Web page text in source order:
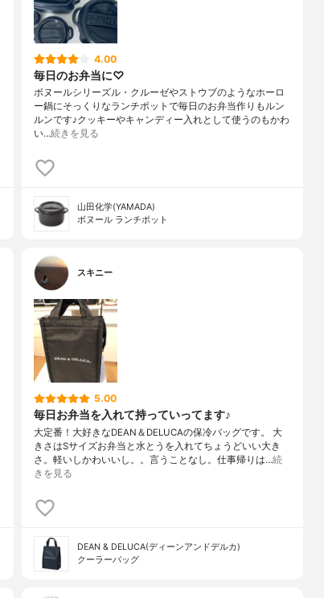
4.00
毎日のお弁当に♡
ボヌールシリーズル・クルーゼやストウブのようなホーロ
ー鍋にそっくりなランチポットで毎日のお弁当作りもルン
ルンです♪クッキーやキャンディー入れとして使うのもかわ
い…続きを見る
山田化学(YAMADA)
ボヌール ランチポット
スキニー
5.00
毎日お弁当を入れて持っていってます♪
大定番！大好きなDEAN＆DELUCAの保冷バッグです。 大
きさはSサイズお弁当と水とうを入れてちょうどいい大き
さ。軽いしかわいいし。。言うことなし。仕事帰りは…続
きを見る
DEAN & DELUCA(ディーンアンドデルカ)
クーラーバッグ